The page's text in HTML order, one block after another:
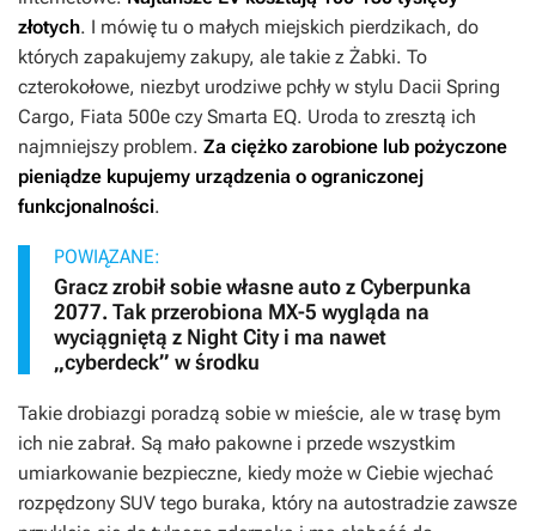
złotych. I mówię tu o małych miejskich pierdzikach, do
których zapakujemy zakupy, ale takie z Żabki. To
czterokołowe, niezbyt urodziwe pchły w stylu Dacii Spring
Cargo, Fiata 500e czy Smarta EQ. Uroda to zresztą ich
najmniejszy problem. Za ciężko zarobione lub pożyczone
pieniądze kupujemy urządzenia o ograniczonej
funkcjonalności.
POWIĄZANE:
Gracz zrobił sobie własne auto z Cyberpunka
2077. Tak przerobiona MX-5 wygląda na
wyciągniętą z Night City i ma nawet
„cyberdeck” w środku
Takie drobiazgi poradzą sobie w mieście, ale w trasę bym
ich nie zabrał. Są mało pakowne i przede wszystkim
umiarkowanie bezpieczne, kiedy może w Ciebie wjechać
rozpędzony SUV tego buraka, który na autostradzie zawsze